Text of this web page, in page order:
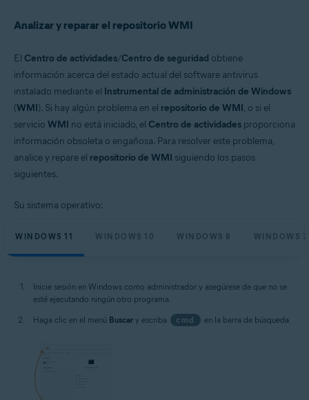
Analizar y reparar el repositorio WMI
El Centro de actividades/Centro de seguridad obtiene
información acerca del estado actual del software antivirus
instalado mediante el Instrumental de administración de Windows
(WMI). Si hay algún problema en el repositorio de WMI, o si el
servicio WMI no está iniciado, el Centro de actividades proporciona
información obsoleta o engañosa. Para resolver este problema,
analice y repare el repositorio de WMI siguiendo los pasos
siguientes.
Su sistema operativo:
WINDOWS 11 WINDOWS 10 WINDOWS 8 WINDOWS 7
Inicie sesión en Windows como administrador y asegúrese de que no se
esté ejecutando ningún otro programa.
Haga clic en el menú Buscar y escriba cmd en la barra de búsqueda.